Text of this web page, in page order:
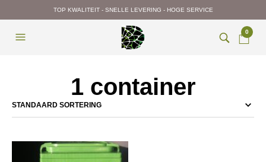
TOP KWALITEIT - SNELLE LEVERING - HOGE SERVICE
0
1 container